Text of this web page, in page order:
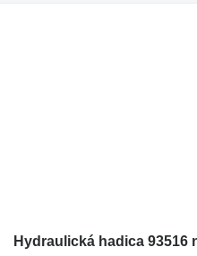
Hydraulická hadica 93516